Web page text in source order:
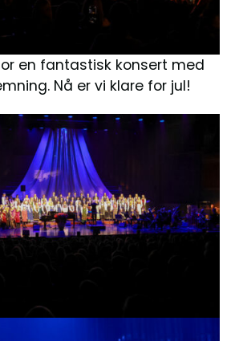
en fantastisk konsert med
Nå er vi klare for jul!